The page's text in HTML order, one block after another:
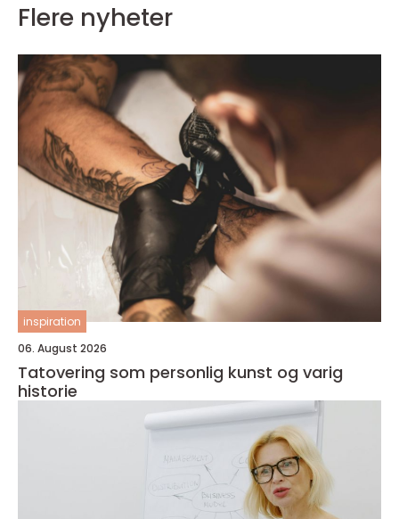
Flere nyheter
inspiration
06. August 2026
Tatovering som personlig kunst og varig
historie